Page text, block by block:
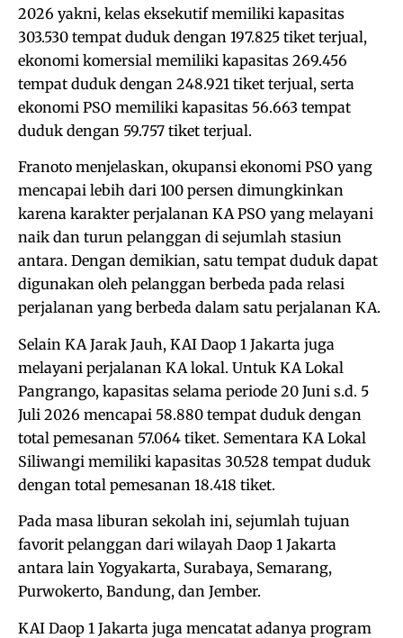
2026 yakni, kelas eksekutif memiliki kapasitas
303.530 tempat duduk dengan 197.825 tiket terjual,
ekonomi komersial memiliki kapasitas 269.456
tempat duduk dengan 248.921 tiket terjual, serta
ekonomi PSO memiliki kapasitas 56.663 tempat
duduk dengan 59.757 tiket terjual.
Franoto menjelaskan, okupansi ekonomi PSO yang
mencapai lebih dari 100 persen dimungkinkan
karena karakter perjalanan KA PSO yang melayani
naik dan turun pelanggan di sejumlah stasiun
antara. Dengan demikian, satu tempat duduk dapat
digunakan oleh pelanggan berbeda pada relasi
perjalanan yang berbeda dalam satu perjalanan KA.
Selain KA Jarak Jauh, KAI Daop 1 Jakarta juga
melayani perjalanan KA lokal. Untuk KA Lokal
Pangrango, kapasitas selama periode 20 Juni s.d. 5
Juli 2026 mencapai 58.880 tempat duduk dengan
total pemesanan 57.064 tiket. Sementara KA Lokal
Siliwangi memiliki kapasitas 30.528 tempat duduk
dengan total pemesanan 18.418 tiket.
Pada masa liburan sekolah ini, sejumlah tujuan
favorit pelanggan dari wilayah Daop 1 Jakarta
antara lain Yogyakarta, Surabaya, Semarang,
Purwokerto, Bandung, dan Jember.
KAI Daop 1 Jakarta juga mencatat adanya program